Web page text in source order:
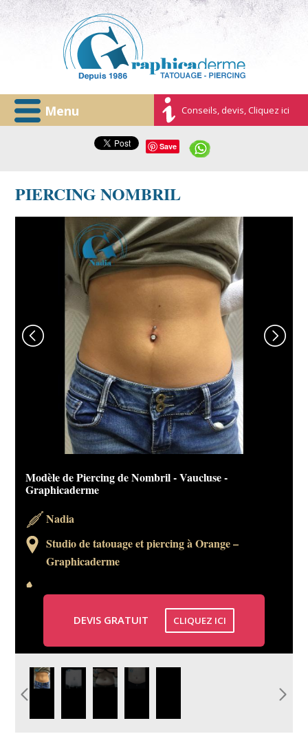
Menu Conseils, devis, Cliquez ici
Save
PIERCING NOMBRIL
photo-piercing-nombril-graphicaderme.jpg
Modèle de Piercing de Nombril - Vaucluse -
Graphicaderme
Nadia
Studio de tatouage et piercing à Orange –
Graphicaderme
DEVIS GRATUIT CLIQUEZ ICI
photo-piercing-nombril-
graphicaderme.jpg
bijou-piercing-nombril-
photo-vaucluse.jpg
galerie-piercing-
image-